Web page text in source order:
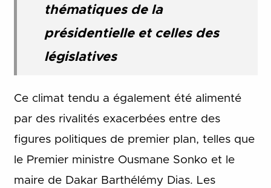
thématiques de la
présidentielle et celles des
législatives
Ce climat tendu a également été alimenté
par des rivalités exacerbées entre des
figures politiques de premier plan, telles que
le Premier ministre Ousmane Sonko et le
maire de Dakar Barthélémy Dias. Les